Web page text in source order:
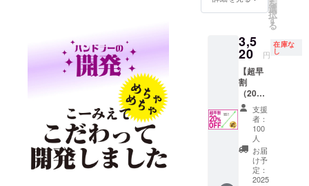
務店酒
をお届
け！ マ
ドラー
の販売
予定価
格4,400
円
→《20
%OFF
》3,520
円 〈内
容〉 ・
ハンド
「店舗
名」ま
たは
「団体
名」
「企業
名」を
ご入力
くださ
い！ ※
リター
ンはす
べて
4,400円
%OFF
》3,520
容〉 ・
ハンド
ラー ピ
ンク 1
ターン
はすべ
て税・
送料込
みの金
を
選
択
す
る
3,5
20 円
在庫な
し
【超早
割
（20%
OFF）
】
CAMPF
IRE限定
PRICE
！割引
したマ
ドラー
支援
者：
100
人
お届
け予
定：
2025